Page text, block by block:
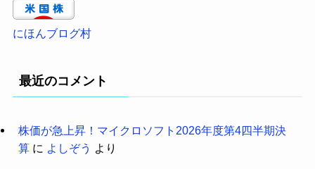
にほんブログ村
最近のコメント
株価が急上昇！マイクロソフト2026年度第4四半期決
算に よしぞう より